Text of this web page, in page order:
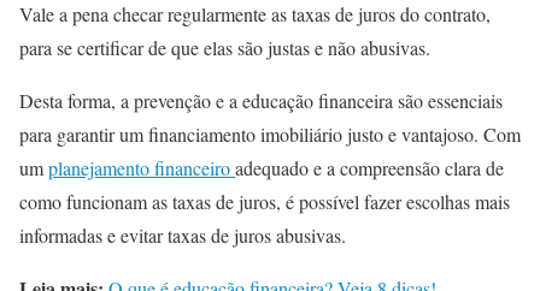
Vale a pena checar regularmente as taxas de juros do contrato,
para se certificar de que elas são justas e não abusivas.
Desta forma, a prevenção e a educação financeira são essenciais
para garantir um financiamento imobiliário justo e vantajoso. Com
umplanejamento financeiroadequado e a compreensão clara de
como funcionam as taxas de juros, é possível fazer escolhas mais
informadas e evitar taxas de juros abusivas.